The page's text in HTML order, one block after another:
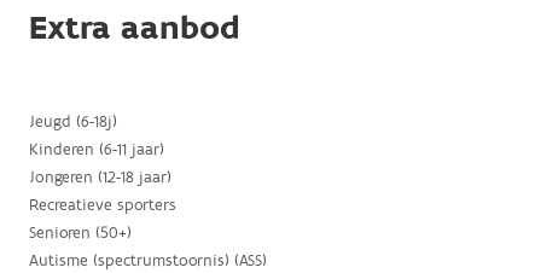
Extra aanbod
Jeugd (6-18j)
Kinderen (6-11 jaar)
Jongeren (12-18 jaar)
Recreatieve sporters
Senioren (50+)
Autisme (spectrumstoornis) (ASS)